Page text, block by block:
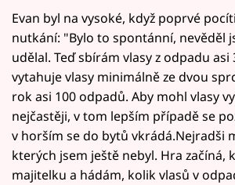
Evan byl na vysoké, když poprvé
nutkání: "Bylo to spontánní, nevěděl
udělal. Teď sbírám vlasy z odpadu asi
vytahuje vlasy minimálně ze dvou
rok asi 100 odpadů. Aby mohl vlasy
nejčastěji, v tom lepším případě se
v horším se do bytů vkrádá.Nejradši
kterých jsem ještě nebyl. Hra začíná,
majitelku a hádám, kolik vlasů v